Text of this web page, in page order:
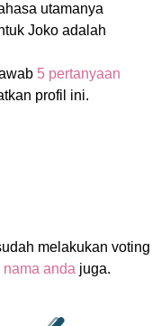
utamanya
Joko adalah
5 pertanyaan
profil ini.
melakukan voting
nama anda juga.